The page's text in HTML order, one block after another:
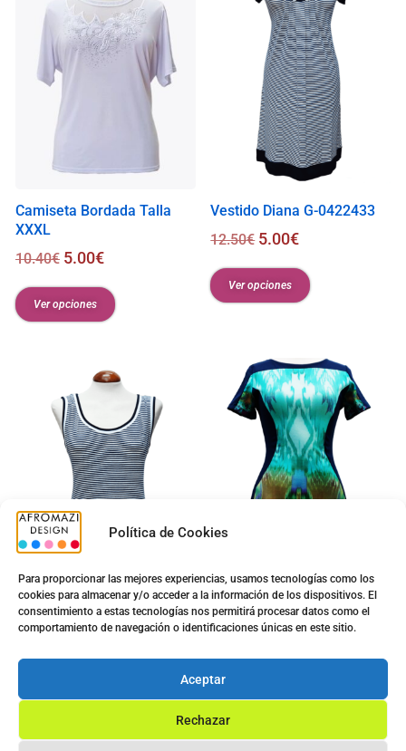
Política de Cookies
Para proporcionar las mejores experiencias, usamos tecnologías como los
cookies para almacenar y/o acceder a la información de los dispositivos. El
consentimiento a estas tecnologías nos permitirá procesar datos como el
comportamiento de navegación o identificaciones únicas en este sitio.
Aceptar
Rechazar
Camiseta Bordada Talla
XXXL
10.40€ 5.00€
Ver opciones
Vestido Diana G-0422433
12.50€ 5.00€
Ver opciones
Top Sra. G-0422476 Vestido Sra. A20055